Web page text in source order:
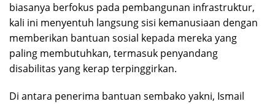
biasanya berfokus pada pembangunan infrastruktur,
kali ini menyentuh langsung sisi kemanusiaan dengan
memberikan bantuan sosial kepada mereka yang
paling membutuhkan, termasuk penyandang
disabilitas yang kerap terpinggirkan.
Di antara penerima bantuan sembako yakni, Ismail